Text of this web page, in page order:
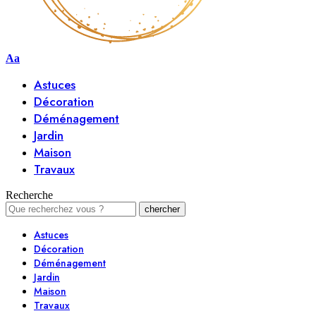
Aa
Astuces
Décoration
Déménagement
Jardin
Maison
Travaux
Recherche
Astuces
Décoration
Déménagement
Jardin
Maison
Travaux